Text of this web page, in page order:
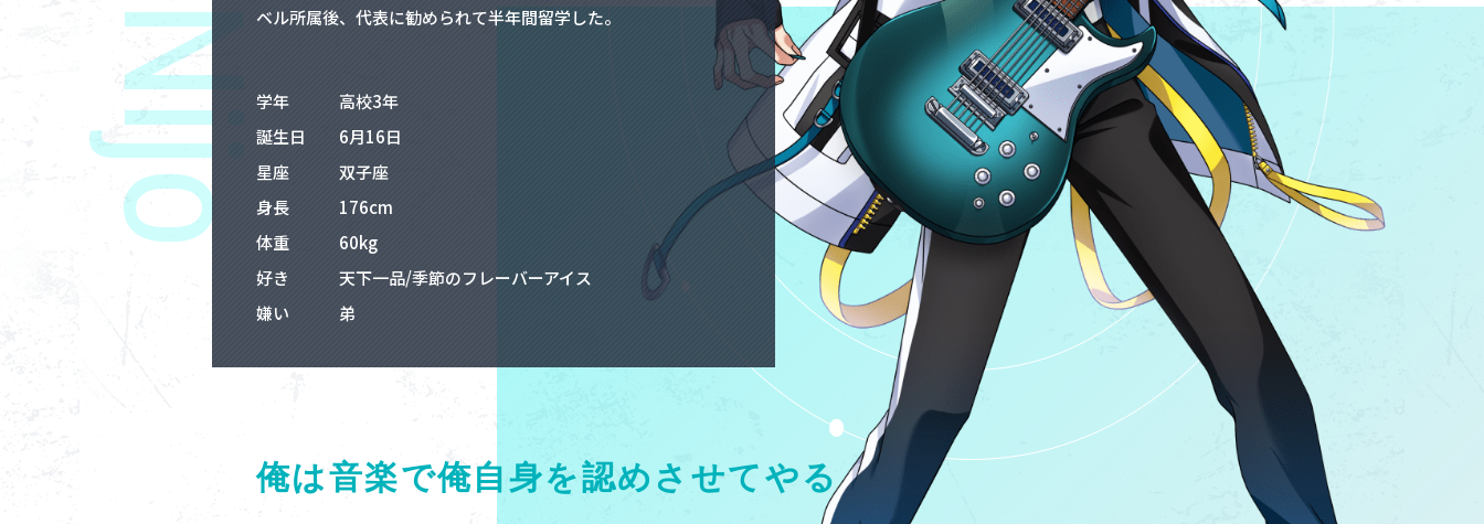
ベル所属後、代表に勧められて半年間留学した。
学年
高校3年
誕生日
6月16日
星座
双子座
身長
176cm
体重
60kg
好き
天下一品/季節のフレーバーアイス
嫌い
弟
俺は音楽で俺自身を認めさせてやる。